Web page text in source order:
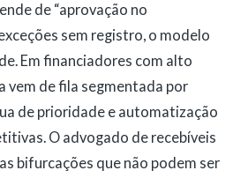
de “aprovação no
sem registro, o modelo
Em financiadores com alto
vem de fila segmentada por
de prioridade e automatização
O advogado de recebíveis
bifurcações que não podem ser